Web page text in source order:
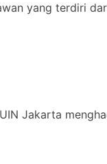
yang terdiri
Jakarta